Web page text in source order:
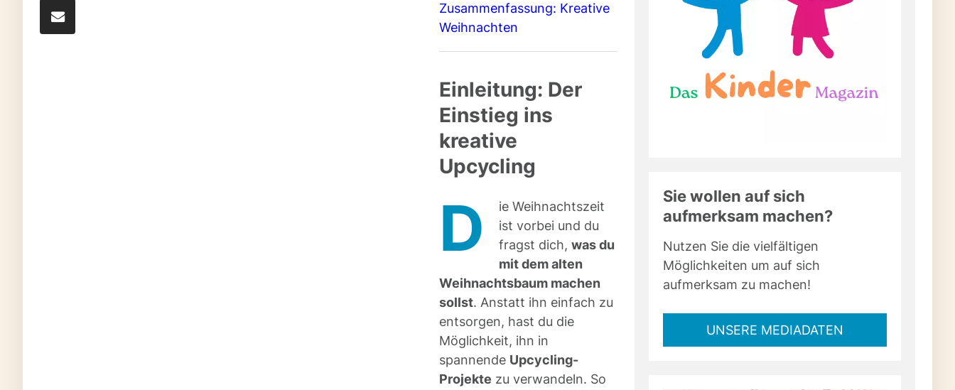
Zusammenfassung: Kreative
Weihnachten
Einleitung: Der
Einstieg ins
kreative
Upcycling
D
ie Weihnachtszeit
ist vorbei und du
fragst dich, was du
mit dem alten
Weihnachtsbaum machen
sollst. Anstatt ihn einfach zu
entsorgen, hast du die
Möglichkeit, ihn in
spannende Upcycling-
Projekte zu verwandeln. So
Sie wollen auf sich
aufmerksam machen?
Nutzen Sie die vielfältigen
Möglichkeiten um auf sich
aufmerksam zu machen!
UNSERE MEDIADATEN